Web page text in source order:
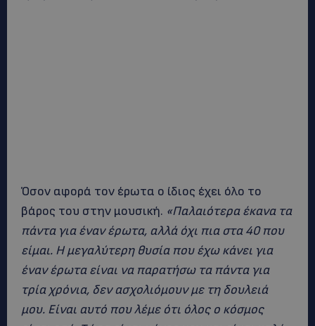
Όσον αφορά τον έρωτα ο ίδιος έχει όλο το
βάρος του στην μουσική. «Παλαιότερα έκανα τα
πάντα για έναν έρωτα, αλλά όχι πια στα 40 που
είμαι. Η μεγαλύτερη θυσία που έχω κάνει για
έναν έρωτα είναι να παρατήσω τα πάντα για
τρία χρόνια, δεν ασχολιόμουν με τη δουλειά
μου. Είναι αυτό που λέμε ότι όλος ο κόσμος